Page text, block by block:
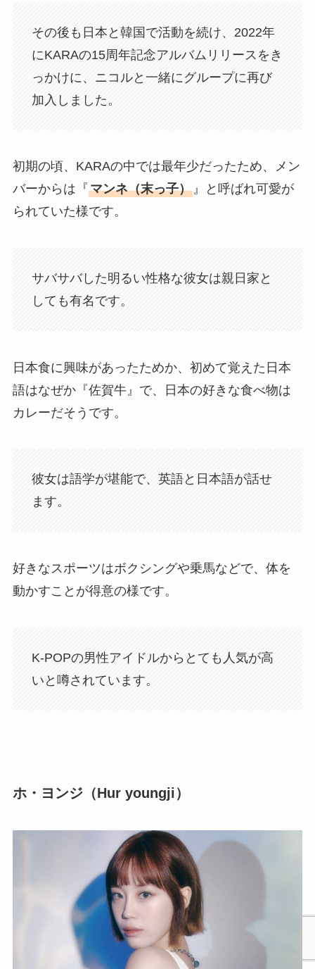
その後も日本と韓国で活動を続け、2022年
にKARAの15周年記念アルバムリリースをき
っかけに、ニコルと一緒にグループに再び
加入しました。
初期の頃、KARAの中では最年少だったため、メン
バーからは『マンネ（末っ子）』と呼ばれ可愛が
られていた様です。
サバサバした明るい性格な彼女は親日家と
しても有名です。
日本食に興味があったためか、初めて覚えた日本
語はなぜか『佐賀牛』で、日本の好きな食べ物は
カレーだそうです。
彼女は語学が堪能で、英語と日本語が話せ
ます。
好きなスポーツはボクシングや乗馬などで、体を
動かすことが得意の様です。
K-POPの男性アイドルからとても人気が高
いと噂されています。
ホ・ヨンジ（Hur youngji）